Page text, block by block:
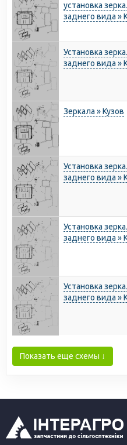
установка
заднего вида »
Установка
заднего вида »
Зеркала » Кузов
Установка
заднего вида »
Установка
заднего вида »
Установка
заднего вида »
Показать еще схемы ↓